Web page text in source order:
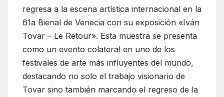
regresa a la escena artística internacional en la
61a Bienal de Venecia con su exposición «Iván
Tovar – Le Retour». Esta muestra se presenta
como un evento colateral en uno de los
festivales de arte más influyentes del mundo,
destacando no solo el trabajo visionario de
Tovar sino también marcando el regreso de la